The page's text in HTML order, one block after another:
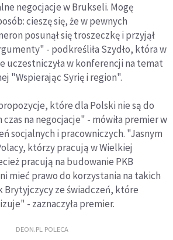
negocjacje w Brukseli. Mogę
cieszę się, że w pewnych
posunął się troszeczkę i przyjął
- podkreśliła Szydło, która w
uczestniczyła w konferencji na temat
"Wspierając Syrię i region".
które dla Polski nie są do
na negocjacje" - mówiła premier w
socjalnych i pracowniczych. "Jasnym
którzy pracują w Wielkiej
pracują na budowanie PKB
mieć prawo do korzystania na takich
Brytyjczycy ze świadczeń, które
- zaznaczyła premier.
DEON.PL POLECA